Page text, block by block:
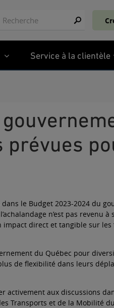
Service à la clientèle
prévues
dans le Budget 2023-2024 du
n’est pas revenu à
direct et tangible sur les
du Québec pour
de flexibilité dans leurs
activement aux discussions
Transports et de la Mobilité